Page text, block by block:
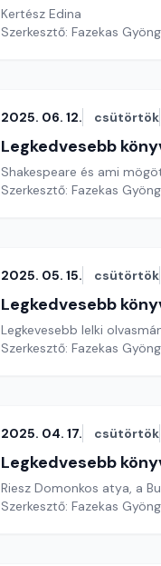
Kertész Edina
Szerkesztő: Fazekas
2025. 06. 12. csütörtök
Legkedvesebb
Shakespeare és ami
Szerkesztő: Fazekas
2025. 05. 15. csütörtök
Legkedvesebb
Legkevesebb lelki
Szerkesztő: Fazekas
2025. 04. 17. csütörtök
Legkedvesebb
Riesz Domonkos atya, a
Szerkesztő: Fazekas